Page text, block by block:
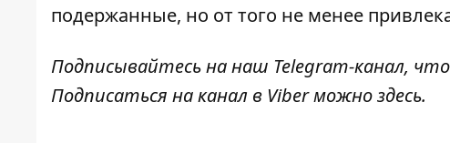
подержанные, но от того не менее
Подписывайтесь на наш Telegram-канал,
Подписаться на канал в Viber можноздесь.